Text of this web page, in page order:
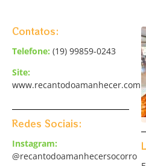
Contatos:
Telefone: (19) 99859-0243
Site:
Redes Sociais:
Instagram:
@recantodoamanhecersocorro